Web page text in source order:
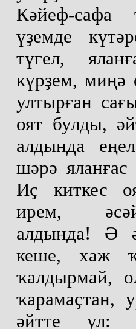
Кәйеф-сафа
үҙемде
түгел,
күрҙем, миңә
ултырған
оят булды,
алдында
шәрә
Иҫ киткес
ирем,
алдында! Ә
кеше, хаж
ҡалдырмай,
ҡарамаҫтан,
әйтте ул: